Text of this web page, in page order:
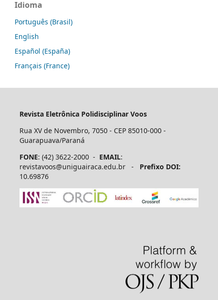
Idioma
Português (Brasil)
English
Español (España)
Français (France)
Revista Eletrônica Polidisciplinar Voos
Rua XV de Novembro, 7050 - CEP 85010-000 -
Guarapuava/Paraná
FONE: (42) 3622-2000 - EMAIL:
revistavoos@uniguairaca.edu.br - Prefixo DOI:
10.69876